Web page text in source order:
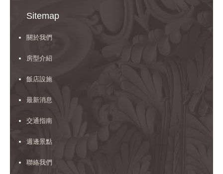
Sitemap
關於我們
房型介紹
飯店設施
最新消息
交通指南
週邊景點
聯絡我們